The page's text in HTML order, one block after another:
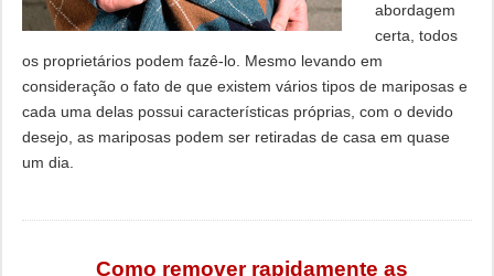
abordagem
certa, todos
os proprietários podem fazê-lo. Mesmo levando em
consideração o fato de que existem vários tipos de mariposas e
cada uma delas possui características próprias, com o devido
desejo, as mariposas podem ser retiradas de casa em quase
um dia.
Como remover rapidamente as